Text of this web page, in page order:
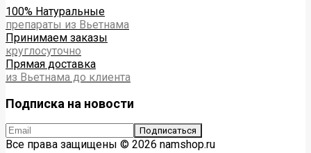
100% Натуральные
препараты из Вьетнама
Принимаем заказы
круглосуточно
Прямая доставка
из Вьетнама до клиента
Подписка на новости
Все права защищены © 2026 namshop.ru